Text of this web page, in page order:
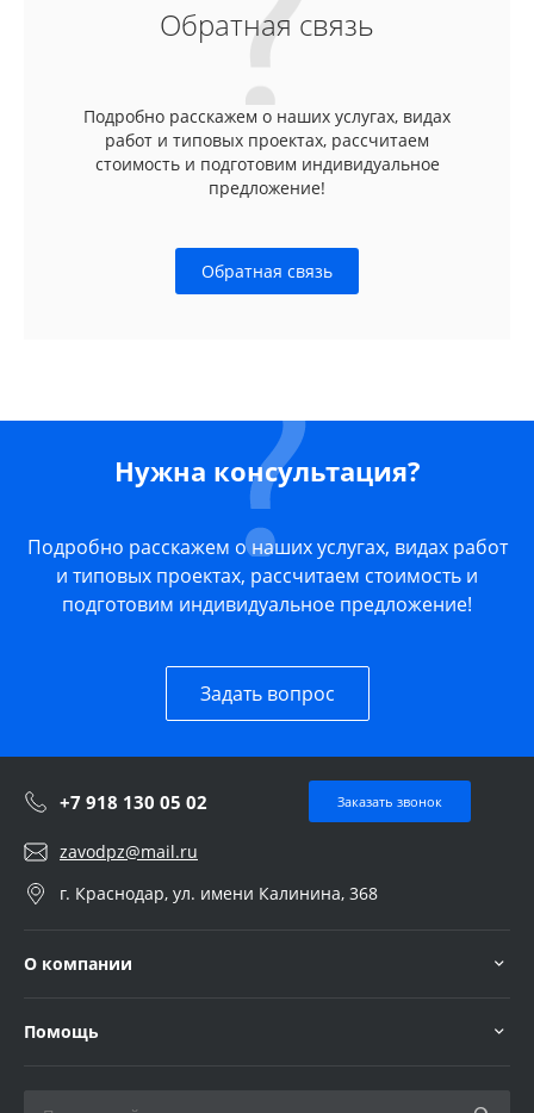
Обратная связь
Подробно расскажем о наших услугах, видах
работ и типовых проектах, рассчитаем
стоимость и подготовим индивидуальное
предложение!
Обратная связь
Нужна консультация?
Подробно расскажем о наших услугах, видах работ
и типовых проектах, рассчитаем стоимость и
подготовим индивидуальное предложение!
Задать вопрос
+7 918 130 05 02 Заказать звонок
zavodpz@mail.ru
г. Краснодар, ул. имени Калинина, 368
О компании
Помощь